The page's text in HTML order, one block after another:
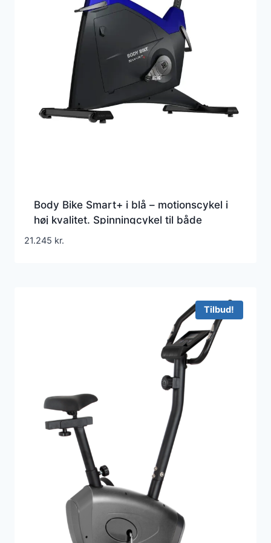
Body Bike Smart+ i blå – motionscykel i
høj kvalitet. Spinningcykel til både
professionel og hjemme brug
21.245 kr.
Tilbud!